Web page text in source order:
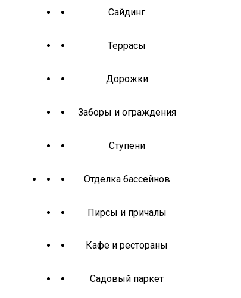
Сайдинг
Террасы
Дорожки
Заборы и ограждения
Ступени
Отделка бассейнов
Пирсы и причалы
Кафе и рестораны
Садовый паркет